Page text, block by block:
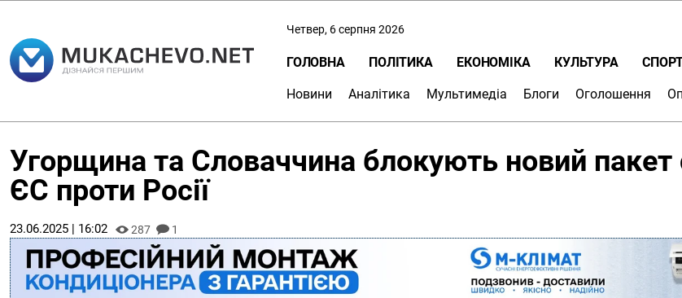
Четвер, 6 серпня 2026
ГОЛОВНА ПОЛІТИКА ЕКОНОМІКА КУЛЬТУРА
Новини Аналітика Мультимедіа Блоги Оголошення
Угорщина та Словаччина блокують новий пакет
ЄС проти Росії
23.06.2025 | 16:02 287 1